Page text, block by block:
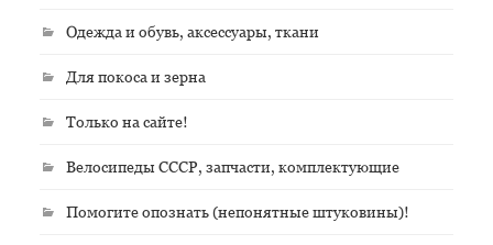
Одежда и обувь, аксессуары, ткани
Для покоса и зерна
Только на сайте!
Велосипеды СССР, запчасти, комплектующие
Помогите опознать (непонятные штуковины)!